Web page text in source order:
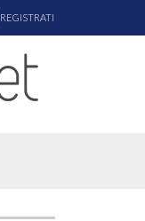
REGISTRATI